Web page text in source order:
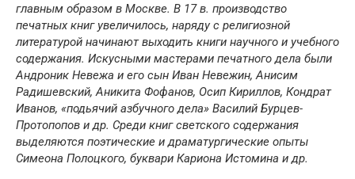
главным образом в Москве. В 17 в. производство
печатных книг увеличилось, наряду с религиозной
литературой начинают выходить книги научного и учебного
содержания. Искусными мастерами печатного дела были
Андроник Невежа и его сын Иван Невежин, Анисим
Радишевский, Аникита Фофанов, Осип Кириллов, Кондрат
Иванов, «подьячий азбучного дела» Василий Бурцев-
Протопопов и др. Среди книг светского содержания
выделяются поэтические и драматургические опыты
Симеона Полоцкого, буквари Кариона Истомина и др.